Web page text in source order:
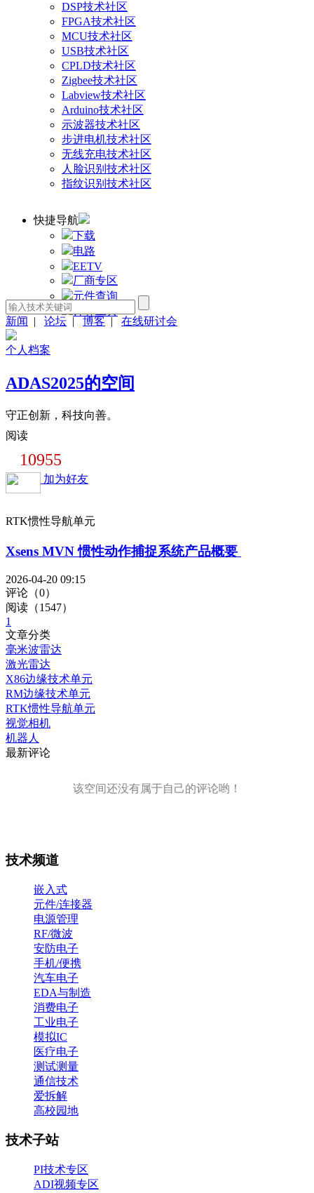
DSP技术社区
FPGA技术社区
MCU技术社区
USB技术社区
CPLD技术社区
Zigbee技术社区
Labview技术社区
Arduino技术社区
示波器技术社区
步进电机技术社区
无线充电技术社区
人脸识别技术社区
指纹识别技术社区
快捷导航
下载
电路
EETV
厂商专区
元件查询
计算工具
新闻
| 论坛 | 博客 | 在线研讨会
个人档案
ADAS2025的空间
守正创新，科技向善。
阅读
10955
加为好友
RTK惯性导航单元
Xsens MVN 惯性动作捕捉系统产品概要 ​
2026-04-20 09:15
评论（0）
阅读（1547）
1
文章分类
毫米波雷达
激光雷达
X86边缘技术单元
RM边缘技术单元
RTK惯性导航单元
视觉相机
机器人
最新评论
该空间还没有属于自己的评论哟！
技术频道
嵌入式
元件/连接器
电源管理
RF/微波
安防电子
手机/便携
汽车电子
EDA与制造
消费电子
工业电子
模拟IC
医疗电子
测试测量
通信技术
爱拆解
高校园地
技术子站
PI技术专区
ADI视频专区